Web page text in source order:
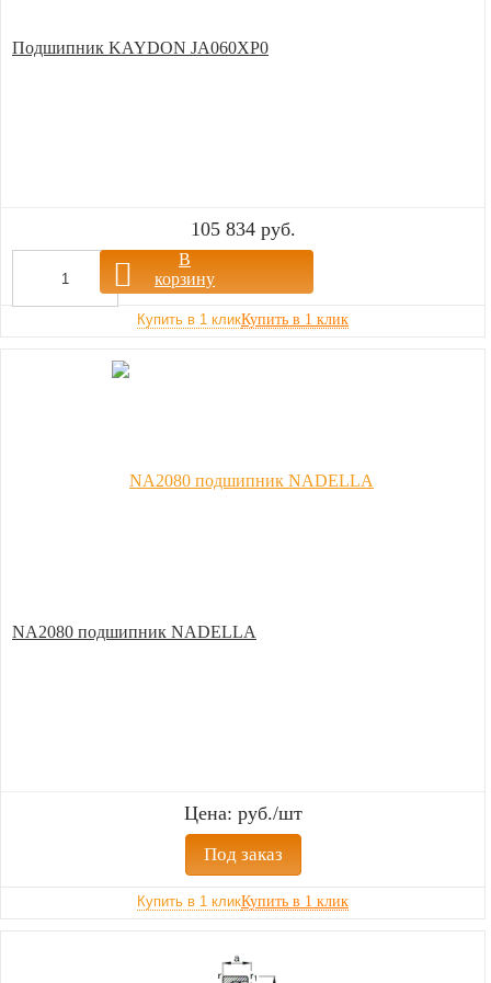
Подшипник KAYDON JA060XP0
105 834 руб.
В
корзину
Купить в 1 клик
NA2080 подшипник NADELLA
Цена: руб./шт
Под заказ
Купить в 1 клик